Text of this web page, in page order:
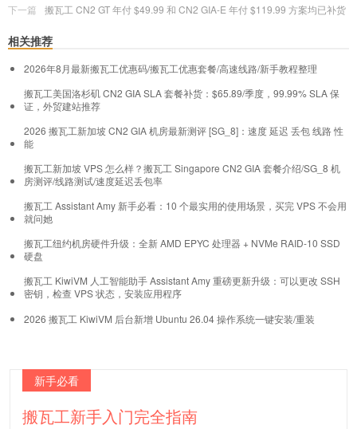
下一篇
搬瓦工 CN2 GT 年付 $49.99 和 CN2 GIA-E 年付 $119.99 方案均已补货
相关推荐
2026年8月最新搬瓦工优惠码/搬瓦工优惠套餐/高速线路/新手教程整理
搬瓦工美国洛杉矶 CN2 GIA SLA 套餐补货：$65.89/季度，99.99% SLA 保
证，外贸建站推荐
2026 搬瓦工新加坡 CN2 GIA 机房最新测评 [SG_8]：速度 延迟 丢包 线路 性
能
搬瓦工新加坡 VPS 怎么样？搬瓦工 Singapore CN2 GIA 套餐介绍/SG_8 机
房测评/线路测试/速度延迟丢包率
搬瓦工 Assistant Amy 新手必看：10 个最实用的使用场景，买完 VPS 不会用
就问她
搬瓦工纽约机房硬件升级：全新 AMD EPYC 处理器 + NVMe RAID-10 SSD
硬盘
搬瓦工 KiwiVM 人工智能助手 Assistant Amy 重磅更新升级：可以更改 SSH
密钥，检查 VPS 状态，安装应用程序
2026 搬瓦工 KiwiVM 后台新增 Ubuntu 26.04 操作系统一键安装/重装
新手必看
搬瓦工新手入门完全指南